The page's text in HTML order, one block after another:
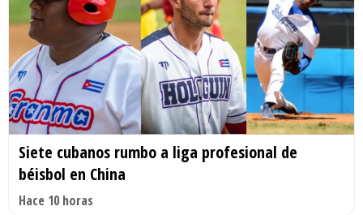
Siete cubanos rumbo a liga profesional de
béisbol en China
Hace 10 horas